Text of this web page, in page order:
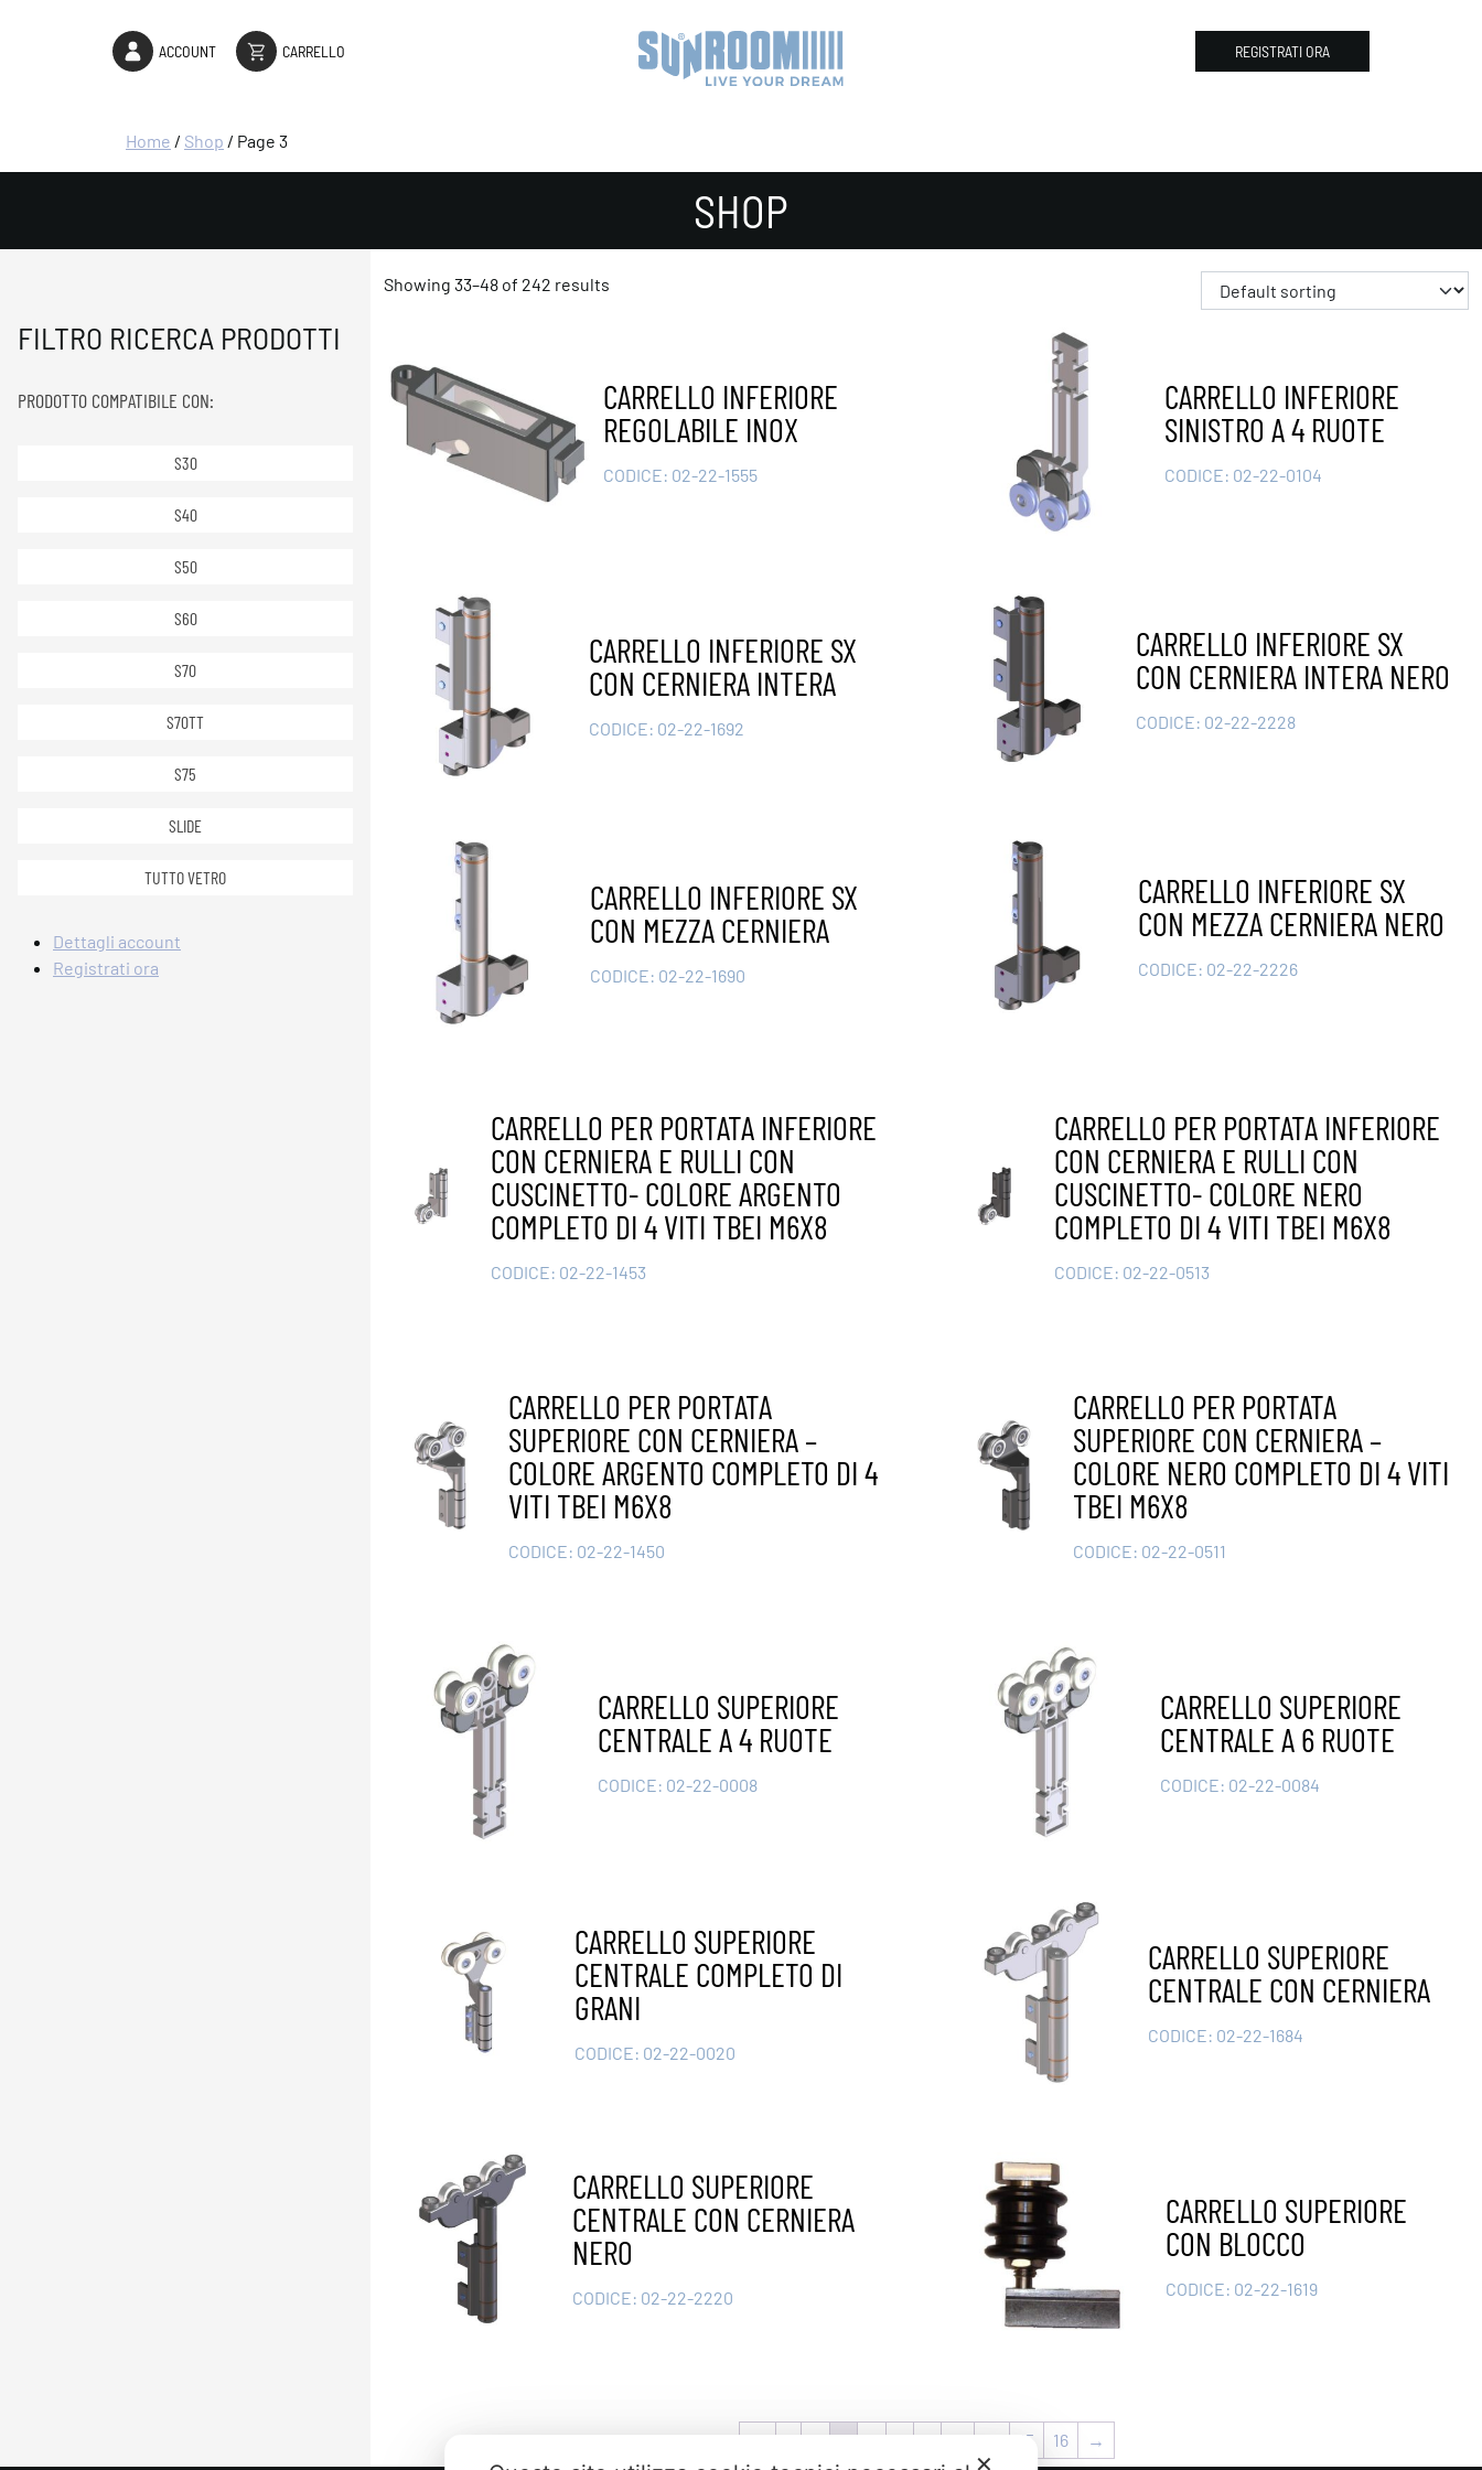
ACCOUNT CARRELLO REGISTRATI ORA
Home / Shop / Page 3
SHOP
Showing 33–48 of 242 results
CARRELLO INFERIORE
REGOLABILE INOX
CODICE: 02-22-1555
CARRELLO INFERIORE
SINISTRO A 4 RUOTE
CODICE: 02-22-0104
CARRELLO INFERIORE SX
CON CERNIERA INTERA
CODICE: 02-22-1692
CARRELLO INFERIORE SX
CON CERNIERA INTERA NERO
CODICE: 02-22-2228
CARRELLO INFERIORE SX
CON MEZZA CERNIERA
CODICE: 02-22-1690
CARRELLO INFERIORE SX
CON MEZZA CERNIERA NERO
CODICE: 02-22-2226
CARRELLO PER PORTATA INFERIORE
CON CERNIERA E RULLI CON
CUSCINETTO- COLORE ARGENTO
COMPLETO DI 4 VITI TBEI M6X8
CODICE: 02-22-1453
CARRELLO PER PORTATA INFERIORE
CON CERNIERA E RULLI CON
CUSCINETTO- COLORE NERO
COMPLETO DI 4 VITI TBEI M6X8
CODICE: 02-22-0513
CARRELLO PER PORTATA
SUPERIORE CON CERNIERA –
COLORE ARGENTO COMPLETO DI 4
VITI TBEI M6X8
CODICE: 02-22-1450
CARRELLO PER PORTATA
SUPERIORE CON CERNIERA –
COLORE NERO COMPLETO DI 4 VITI
TBEI M6X8
CODICE: 02-22-0511
CARRELLO SUPERIORE
CENTRALE A 4 RUOTE
CODICE: 02-22-0008
CARRELLO SUPERIORE
CENTRALE A 6 RUOTE
CODICE: 02-22-0084
CARRELLO SUPERIORE
CENTRALE COMPLETO DI
GRANI
CODICE: 02-22-0020
CARRELLO SUPERIORE
CENTRALE CON CERNIERA
CODICE: 02-22-1684
CARRELLO SUPERIORE
CENTRALE CON CERNIERA
NERO
CODICE: 02-22-2220
CARRELLO SUPERIORE
CON BLOCCO
CODICE: 02-22-1619
3 15 16 →
FILTRO RICERCA PRODOTTI
PRODOTTO COMPATIBILE CON:
S30
S40
S50
S60
S70
S70TT
S75
SLIDE
TUTTO VETRO
Dettagli account
Registrati ora
✕